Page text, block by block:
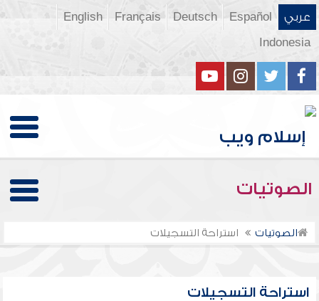
عربي Español
Deutsch
Français
English
Indonesia
الصوتيات
الصوتيات استراحة التسجيلات
استراحة التسجيلات